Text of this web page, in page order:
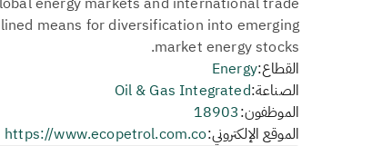
means for diversification into emerging
market energy stocks.
القطاع:Energy
الصناعة:Oil & Gas Integrated
الموظفون:18903
الموقع الإلكتروني:https://www.ecopetrol.com.co